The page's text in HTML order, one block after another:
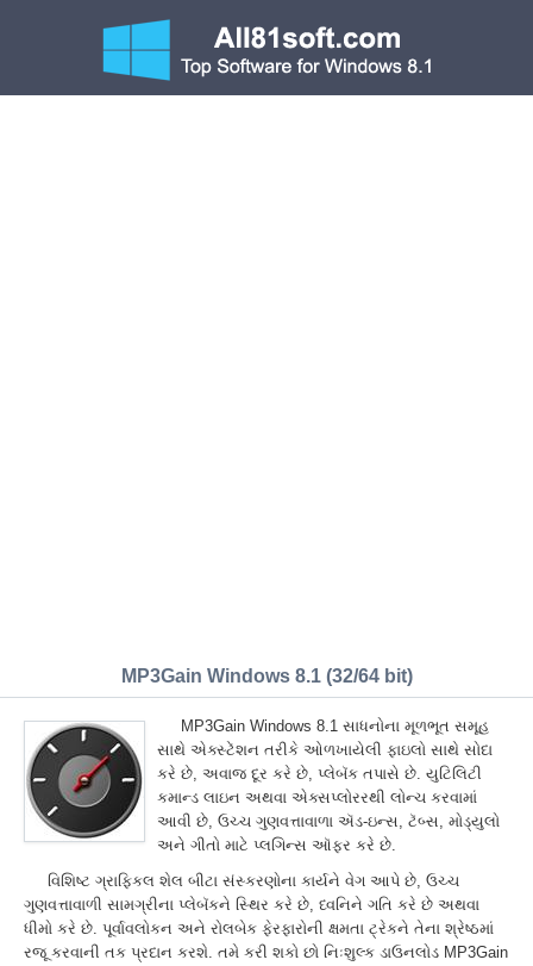
MP3Gain Windows 8.1 (32/64 bit)
MP3Gain Windows 8.1 સાધનોના મૂળભૂત સમૂહ
સાથે એક્સ્ટેંશન તરીકે ઓળખાયેલી ફાઇલો સાથે સોદા
કરે છે, અવાજ દૂર કરે છે, પ્લેબૅક તપાસે છે. યુટિલિટી
કમાન્ડ લાઇન અથવા એક્સપ્લોરરથી લોન્ચ કરવામાં
આવી છે, ઉચ્ચ ગુણવત્તાવાળા ઍડ-ઇન્સ, ટૅબ્સ, મોડ્યુલો
અને ગીતો માટે પ્લગિન્સ ઑફર કરે છે.
વિશિષ્ટ ગ્રાફિકલ શેલ બીટા સંસ્કરણોના કાર્યને વેગ આપે છે, ઉચ્ચ
ગુણવત્તાવાળી સામગ્રીના પ્લેબૅકને સ્થિર કરે છે, ધ્વનિને ગતિ કરે છે અથવા
ધીમો કરે છે. પૂર્વાવલોકન અને રોલબેક ફેરફારોની ક્ષમતા ટ્રેકને તેના શ્રેષ્ઠમાં
રજૂ કરવાની તક પ્રદાન કરશે. તમે કરી શકો છો નિઃશુલ્ક ડાઉનલોડ MP3Gain